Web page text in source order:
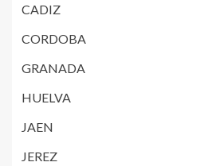
CADIZ
CORDOBA
GRANADA
HUELVA
JAEN
JEREZ